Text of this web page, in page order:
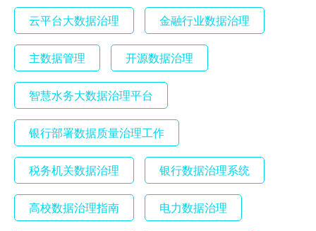
云平台大数据治理 金融行业数据治理
主数据管理 开源数据治理
智慧水务大数据治理平台
银行部署数据质量治理工作
税务机关数据治理 银行数据治理系统
高校数据治理指南 电力数据治理